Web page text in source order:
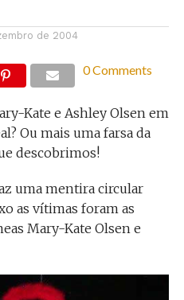
de 2004
0 Comments
Kate e Ashley Olsen em
Ou mais uma farsa da
descobrimos!
uma mentira circular
as vítimas foram as
Mary-Kate Olsen e